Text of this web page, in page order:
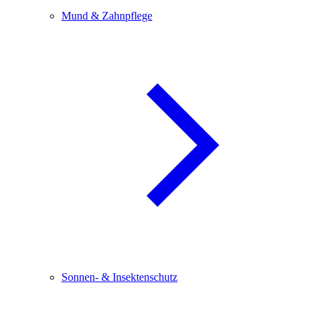
Mund & Zahnpflege
Sonnen- & Insektenschutz